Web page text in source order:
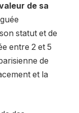
de sa
statut et de
entre 2 et 5
de
et la